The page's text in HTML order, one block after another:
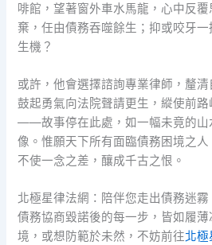
啡館，望著窗外車水馬龍，心中反
棄，任由債務吞噬餘生；抑或咬牙
生機？
或許，他會選擇諮詢專業律師，釐
鼓起勇氣向法院聲請更生，縱使前
——故事停在此處，如一幅未竟的山
像。惟願天下所有面臨債務困境之人
不使一念之差，釀成千古之恨。
北極星律法網：陪伴您走出債務迷霧
債務協商毀諾後的每一步，皆如履
境，或想防範於未然，不妨前往北極